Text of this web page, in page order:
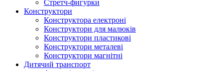
Стретч-фигурки
Конструктори
Конструктора електроні
Конструктори для малюків
Конструктори пластикові
Конструктори металеві
Конструктори магнітні
Дитячий транспорт